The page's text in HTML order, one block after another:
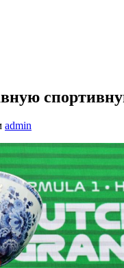
admin